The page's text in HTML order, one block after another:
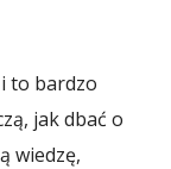
i to bardzo
jak dbać o
wiedzę,